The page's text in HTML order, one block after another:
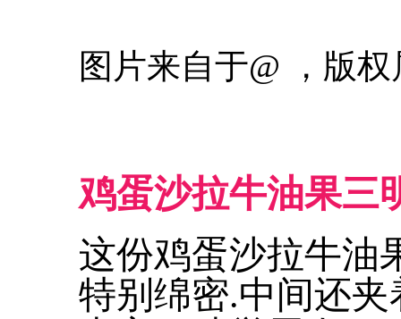
图片来自于@ ，版
鸡蛋沙拉牛油果三
这份鸡蛋沙拉牛油
特别绵密.中间还